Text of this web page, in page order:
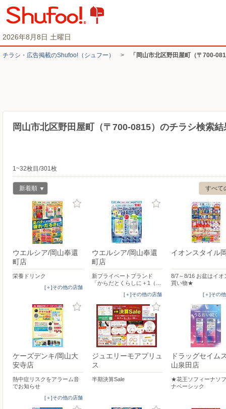
2026年8月8日 土曜日
チラシ・​広告掲載の​Shufoo!​（シュフー） > 「岡山市北区野田屋町（〒700-
岡山市北区野田屋町（〒700-0815）のチラシ検索結
1~32枚目/301枚
すべて
新着順
ウエルシア/岡山奉還
町店
栄養ドリンク
[＋]その他の店舗
ウエルシア/岡山奉還
町店
新プライベートブランド
「からだとくらしに＋1（…
[＋]その他の店舗
イオンスタイル
8/7～8/16 お盆はイオ
買い物★
[＋]その
ケーズデンキ/岡山大
安寺店
熱中症リスクをアラーム音
でお知らせ
[＋]その他の店舗
ジュエリーモアプリュ
ス
半期決算Sale
ドラッグセイ
山泉田店
★花王ソフィーナソ
ナベーシック